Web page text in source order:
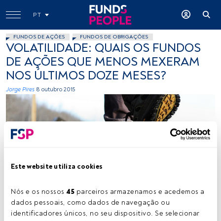
Este website utiliza cookies
Nós e os nossos 45 parceiros armazenamos e acedemos a
dados pessoais, como dados de navegação ou
identificadores únicos, no seu dispositivo. Se selecionar
PT
FUNDOS DE AÇÕES FUNDOS DE OBRIGAÇÕES
VOLATILIDADE: QUAIS OS FUNDOS
DE AÇÕES QUE MENOS MEXERAM
NOS ÚLTIMOS DOZE MESES?
Jorge Pires 8 outubro 2015
Tempo de leitura: 3 min.